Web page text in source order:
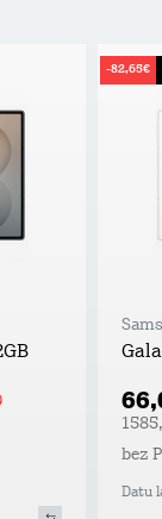
-82,65€
bez
Datu